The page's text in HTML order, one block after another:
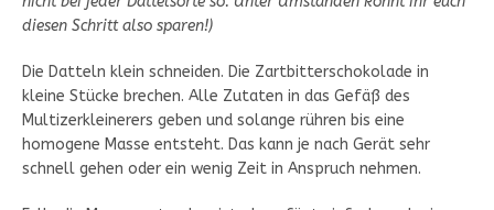
diesen Schritt also sparen!)
Die Datteln klein schneiden. Die Zartbitterschokolade in
kleine Stücke brechen. Alle Zutaten in das Gefäß des
Multizerkleinerers geben und solange rühren bis eine
homogene Masse entsteht. Das kann je nach Gerät sehr
schnell gehen oder ein wenig Zeit in Anspruch nehmen.